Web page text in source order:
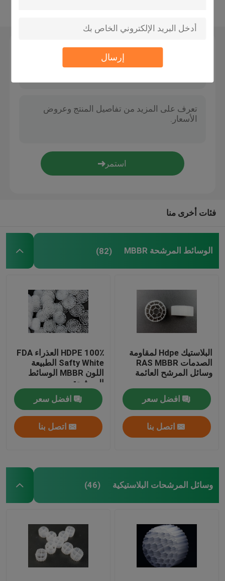
إرسال
وسائط التصفية الحيوية
لاميلا ميديا
الوسائط المرشحة البيولوجية
اترك رسالة
فئات أخرى منا
الوسائط المرشحة MBBR (82)
البلاستيك Hdpe لمقاومة
الصدمات RAS MBBR
وسائل المرشح العائمة
افضل سعر
اتصل بنا
100٪ HDPE العذراء FDA
Safty White الطبيعة
اللون MBBR الوسائط
المرشحة
افضل سعر
اتصل بنا
وسائل المرشحات البلاستيكية (46)